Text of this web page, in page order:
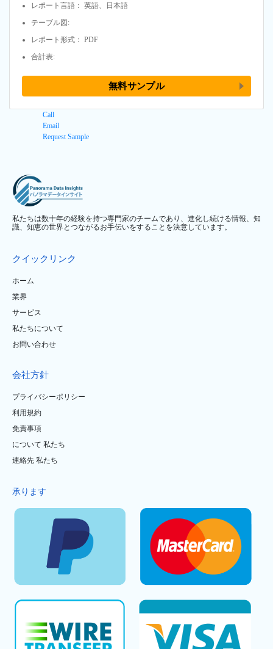
レポート言語： 英語、日本語
テーブル図:
レポート形式： PDF
合計表:
無料サンプル
Call
Email
Request Sample
私たちは数十年の経験を持つ専門家のチームであり、進化し続ける情報、知
識、知恵の世界とつながるお手伝いをすることを決意しています。
クイックリンク
ホーム
業界
サービス
私たちについて
お問い合わせ
会社方針
プライバシーポリシー
利用規約
免責事項
について 私たち
連絡先 私たち
承ります